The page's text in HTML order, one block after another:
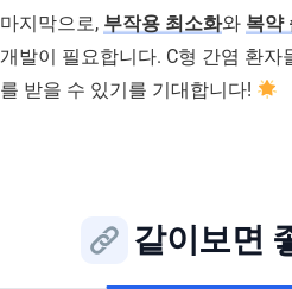
마지막으로, 부작용 최소화와 복약
개발이 필요합니다. C형 간염 환
를 받을 수 있기를 기대합니다!
같이보면